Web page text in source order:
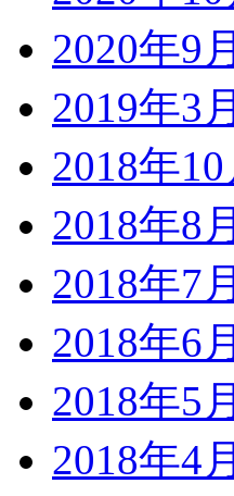
2020年9月
2019年3月
2018年10
2018年8月
2018年7月
2018年6月
2018年5月
2018年4月